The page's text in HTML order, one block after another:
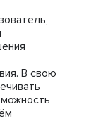
В свою